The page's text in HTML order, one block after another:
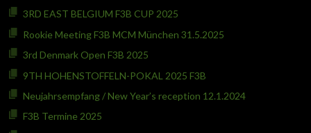
3RD EAST BELGIUM F3B CUP 2025
Rookie Meeting F3B MCM München 31.5.2025
3rd Denmark Open F3B 2025
9TH HOHENSTOFFELN-POKAL 2025 F3B
Neujahrsempfang / New Year’s reception 12.1.2024
F3B Termine 2025